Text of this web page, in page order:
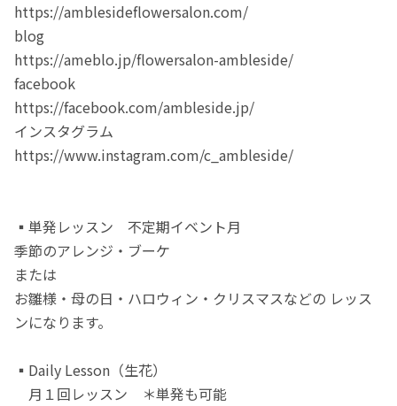
https://amblesideflowersalon.com/
blog
https://ameblo.jp/flowersalon-ambleside/
facebook
https://facebook.com/ambleside.jp/
インスタグラム
https://www.instagram.com/c_ambleside/
▪️単発レッスン 不定期イベント月
季節のアレンジ・ブーケ
または
お雛様・母の日・ハロウィン・クリスマスなどの レッス
ンになります。
▪️Daily Lesson（生花）
月１回レッスン ＊単発も可能